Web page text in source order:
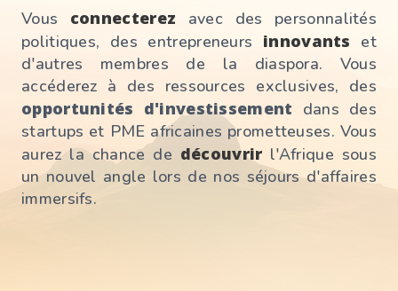
Vous connecterez avec des personnalités
politiques, des entrepreneurs innovants et
d'autres membres de la diaspora.
Vous
accéderez à des ressources exclusives, des
opportunités d'investissement dans des
startups et PME africaines prometteuses. Vous
aurez la chance de découvrir l'Afrique sous
un nouvel angle lors de nos séjours d'affaires
immersifs.